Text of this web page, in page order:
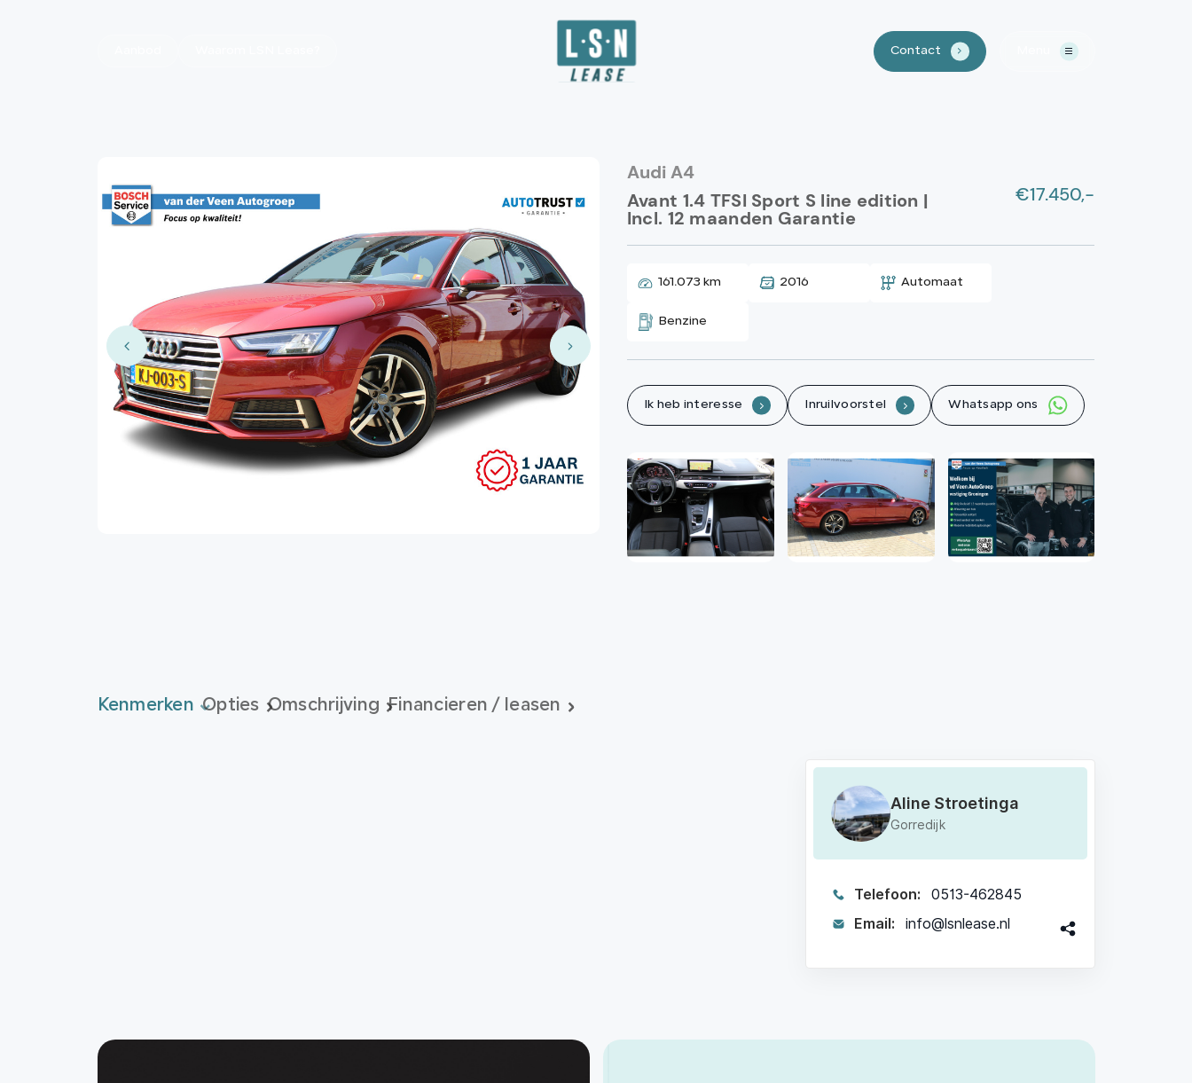
Contact .
Aanbod
Over ons
Contact
Audi A4
Avant 1.4 TFSI Sport S line edition |
Incl. 12 maanden Garantie
€17.450,-
161.073 km 2016 Automaat
Benzine
Ik heb interesse . Inruilvoorstel . Whatsapp ons
Kenmerken Opties Omschrijving Financieren / leasen
Aline Stroetinga
Gorredijk
Telefoon:
0513-462845
Email:
info@lsnlease.nl